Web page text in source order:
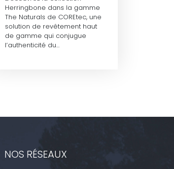
Herringbone dans la gamme
The Naturals de COREtec, une
solution de revêtement haut
de gamme qui conjugue
l’authenticité du…
NOS RÉSEAUX